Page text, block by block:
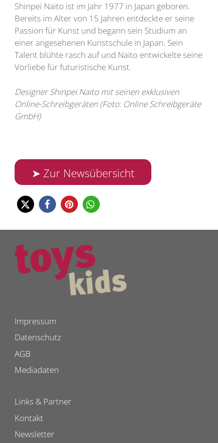
Shinpei Naito ist im Jahr 1977 in Japan geboren.
Bereits im Alter von 15 Jahren entdeckte er seine
Passion für Kunst und begann sein Studium an
einer angesehenen Kunstschule in Japan. Sein
Talent blühte rasch auf und Naito entwickelte seine
Vorliebe für futuristische Kunst.
Designer Shinpei Naito mit seinen exklusiven
Online-Schreibgeräten (Foto: Online Schreibgeräte
GmbH)
➤ Zur Newsübersicht
Impressum
Datenschutz
AGB
Mediadaten
Links & Partner
Kontakt
Newsletter